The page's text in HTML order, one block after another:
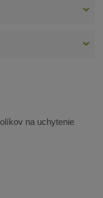
na uchytenie